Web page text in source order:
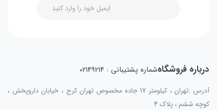
درباره فروشگاهشماره پشتیبانی : 02149214
آدرس :تهران ، کیلومتر 17 جاده مخصوص تهران کرج ، خیابان داروپخش ،
کوچه ششم ، پلاک 4